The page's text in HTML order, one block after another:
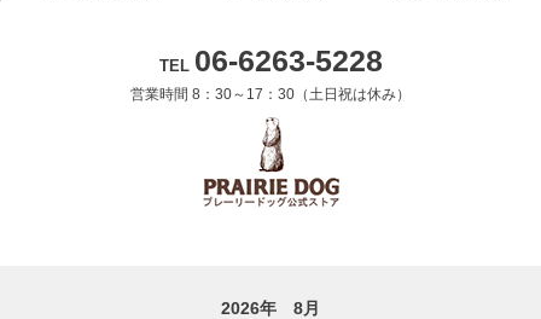
TEL 06-6263-5228
営業時間 8：30～17：30（土日祝は休み）
2026年 8月